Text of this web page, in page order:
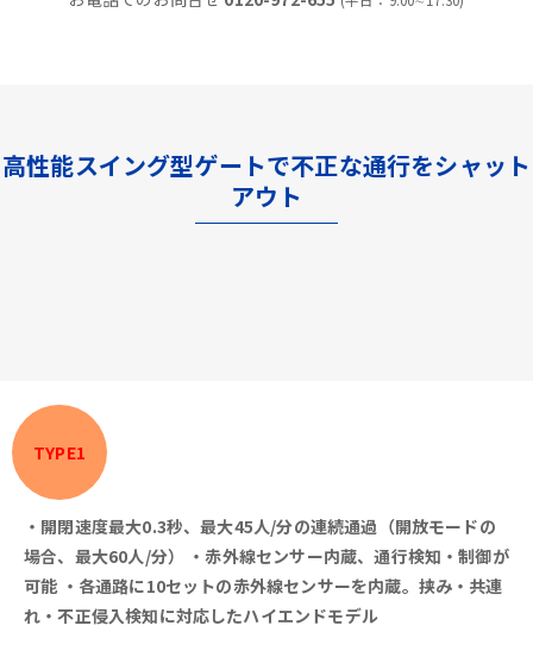
高性能スイング型ゲートで不正な通行をシャット
アウト
TYPE1
・開閉速度最大0.3秒、最大45人/分の連続通過（開放モードの
場合、最大60人/分）
・赤外線センサー内蔵、通行検知・制御が
可能 ・各通路に10セットの赤外線センサーを内蔵。挟み・共連
れ・不正侵入検知に対応したハイエンドモデル